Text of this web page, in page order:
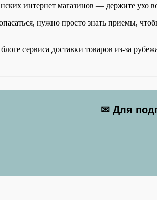
интернет магазинов — держите
нужно просто знать приемы,
сервиса доставки товаров из-за
✉ Для